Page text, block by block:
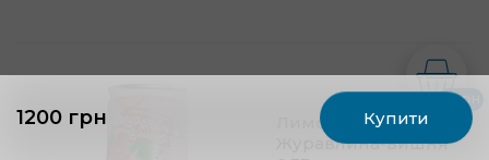
0 грн
1200 грн Купити
Лимонад Mova
Журавлина-вишня